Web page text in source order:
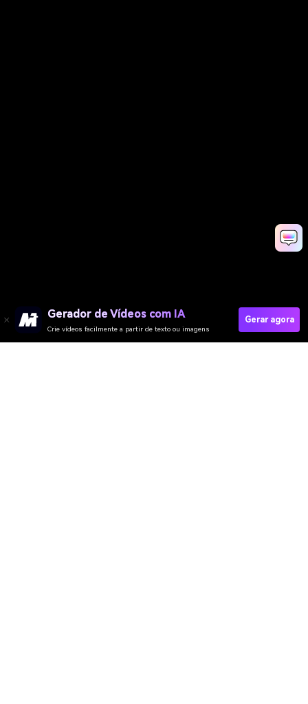
Gerador de Vídeos com IA
Crie vídeos facilmente a partir de texto ou imagens
Gerar agora